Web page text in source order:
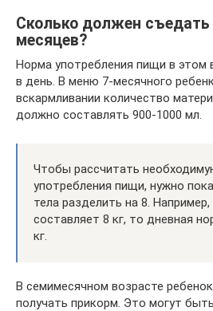
Сколько должен
месяцев?
Норма употребления пищи в этом
в день. В меню 7-месячного
вскармливании количество
должно составлять 900-1000 мл.
Чтобы рассчитать
употребления пищи, нужно
тела разделить на 8.
составляет 8 кг, то дневная
кг.
В семимесячном возрасте
получать прикорм. Это могут